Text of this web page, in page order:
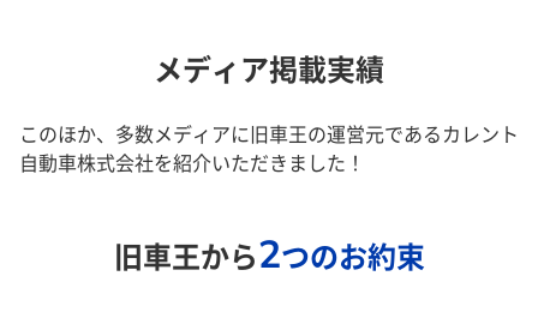
メディア掲載実績
このほか、多数メディアに旧車王の運営元であるカレント
自動車株式会社を紹介いただきました！
旧車王から2つのお約束